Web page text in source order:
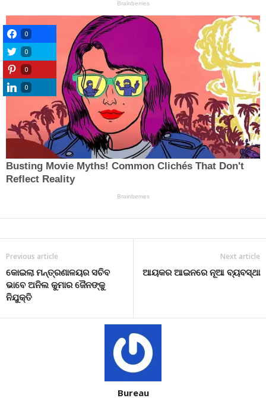
Previous article
କୋଇଲା ମନ୍ତ୍ରଣାଳୟର ସଚିବ
ଭାବେ ଅନିଲ କୁମାର ଜୈନଙ୍କୁ
ନିଯୁକ୍ତି
Next article
ଆୟକର ଆଇନରେ ନୂଆ ବ୍ୟବସ୍ଥା
Bureau
0
0
0
0